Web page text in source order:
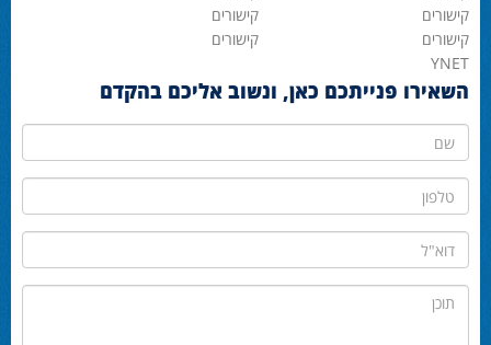
YNET
קישורים קישורים
קישורים קישורים
השאירו פנייתכם כאן, ונשוב אליכם בהקדם
שם
טלפון
דוא"ל
תוכן